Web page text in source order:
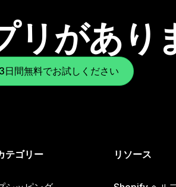
リがあり
間無料でお試しください
テゴリー リソース